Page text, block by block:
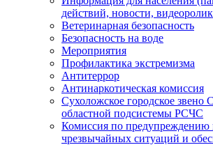
действий, новости,
Ветеринарная безопасность
Безопасность на воде
Мероприятия
Профилактика экстремизма
Антитеррор
Антинаркотическая комиссия
Сухоложское городское звено
областной подсистемы РСЧС
Комиссия по предупреждению
чрезвычайных ситуаций и